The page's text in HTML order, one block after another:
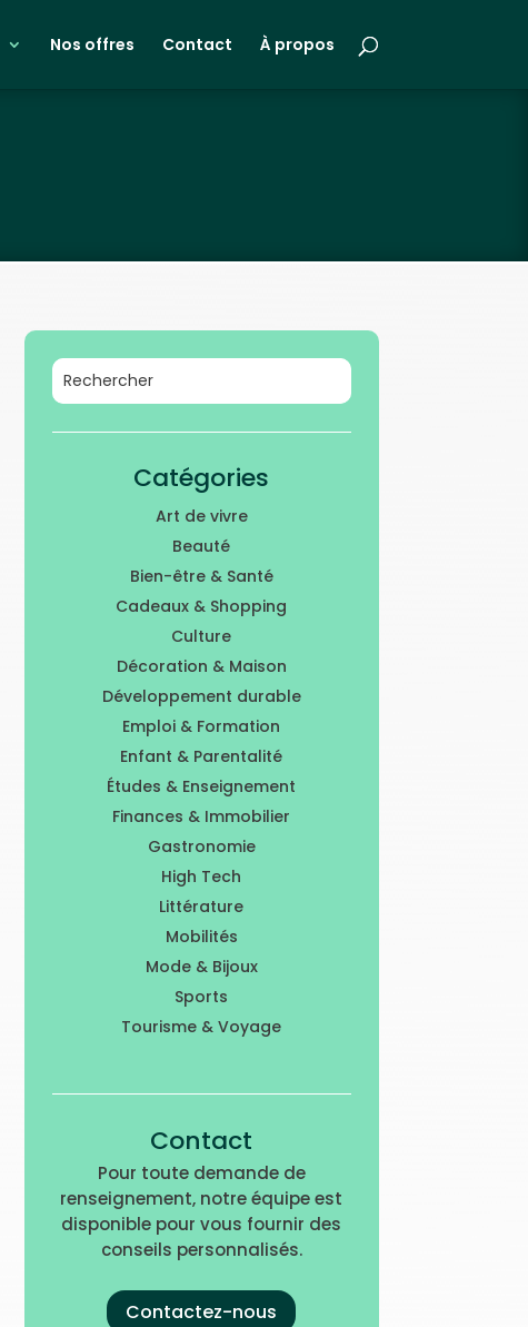
Nos offres Contact À propos
Catégories
Art de vivre
Beauté
Bien-être & Santé
Cadeaux & Shopping
Culture
Décoration & Maison
Développement durable
Emploi & Formation
Enfant & Parentalité
Études & Enseignement
Finances & Immobilier
Gastronomie
High Tech
Littérature
Mobilités
Mode & Bijoux
Sports
Tourisme & Voyage
Contact
Pour toute demande de
renseignement, notre équipe est
disponible pour vous fournir des
conseils personnalisés.
Contactez-nous